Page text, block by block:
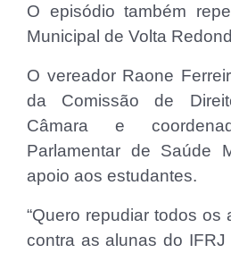
O episódio também
Municipal de Volta
O vereador Raone
da Comissão de
Câmara e
Parlamentar de Saúde
apoio aos estudantes.
“Quero repudiar todos os
contra as alunas do